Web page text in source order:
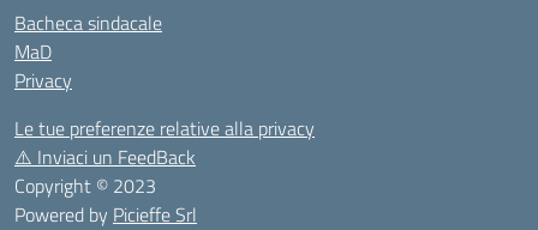
Bacheca sindacale
MaD
Privacy
Le tue preferenze relative alla privacy
⚠️ Inviaci un FeedBack
Copyright © 2023
Powered by Picieffe Srl